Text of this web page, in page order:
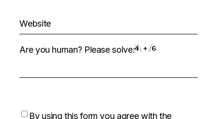
Are you human? Please solve:
By using this form you agree with the